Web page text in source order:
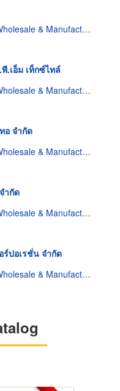
& Manufacturers
.เอ็ม เท็กซ์ไทล์
& Manufacturers
อ จำกัด
& Manufacturers
ำกัด
& Manufacturers
ปอเรชั่น จำกัด
& Manufacturers